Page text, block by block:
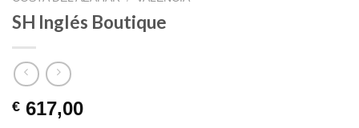
SH Inglés Boutique
€ 617,00